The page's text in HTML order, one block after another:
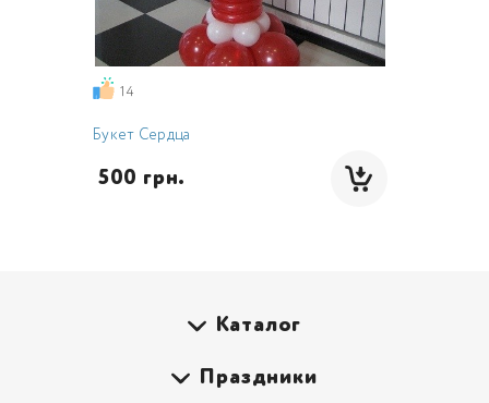
14
Букет Сердца
500 грн.
Каталог
Праздники